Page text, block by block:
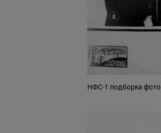
НФС-1 подборка фото